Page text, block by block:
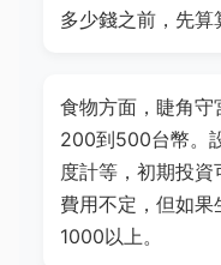
多少錢之前，先算
食物方面，睫角
200到500台幣。
度計等，初期投
費用不定，但如
1000以上。